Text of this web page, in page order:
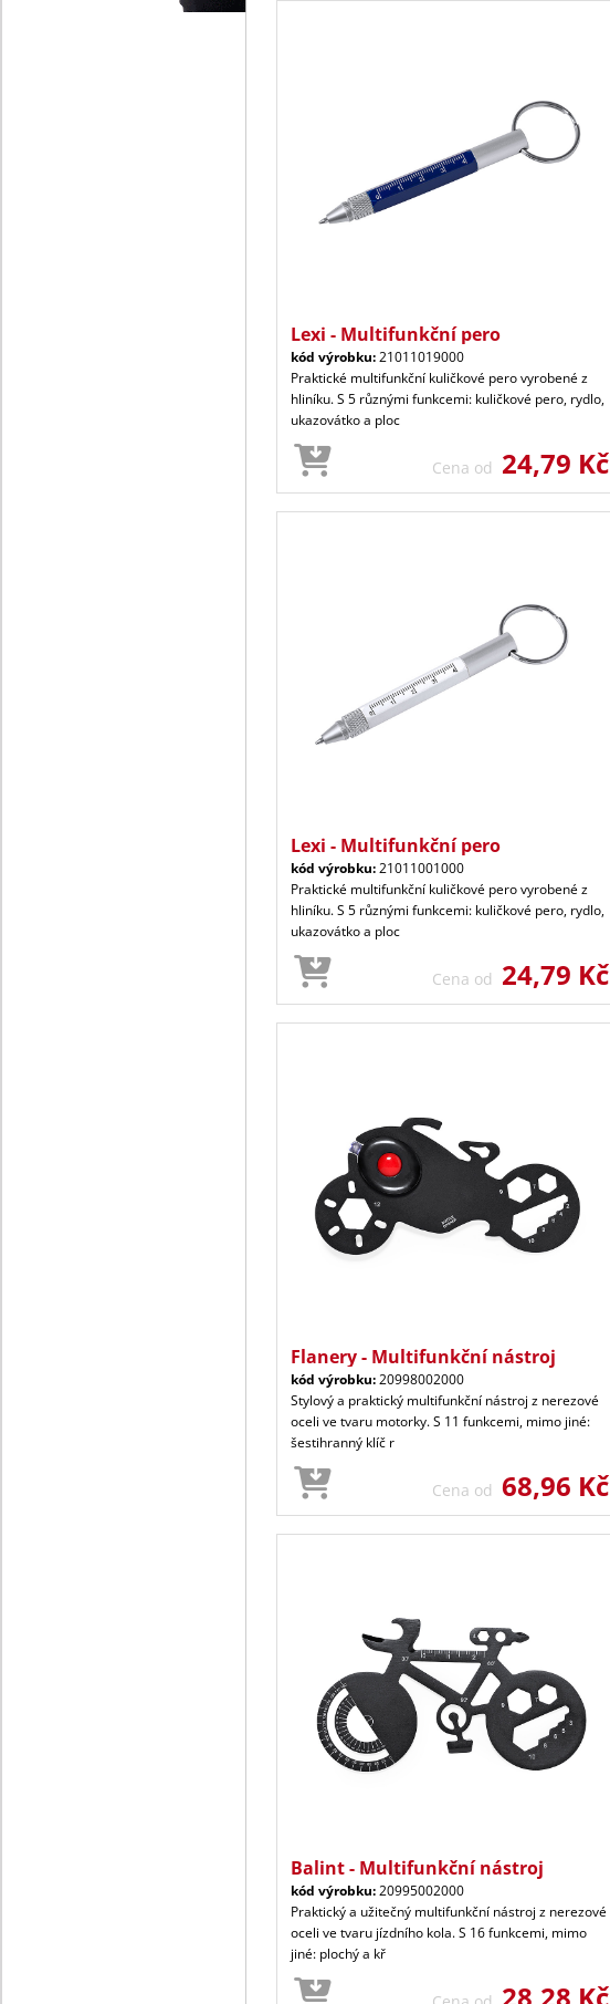
Lexi - Multifunkční pero
kód výrobku:21011019000
Praktické multifunkční kuličkové pero vyrobené z
hliníku. S 5 různými funkcemi: kuličkové pero, rydlo,
ukazovátko a ploc
Cena od 24,79 Kč
Lexi - Multifunkční pero
kód výrobku:21011001000
Praktické multifunkční kuličkové pero vyrobené z
hliníku. S 5 různými funkcemi: kuličkové pero, rydlo,
ukazovátko a ploc
Cena od 24,79 Kč
Flanery - Multifunkční nástroj
kód výrobku:20998002000
Stylový a praktický multifunkční nástroj z nerezové
oceli ve tvaru motorky. S 11 funkcemi, mimo jiné:
šestihranný klíč r
Cena od 68,96 Kč
Balint - Multifunkční nástroj
kód výrobku:20995002000
Praktický a užitečný multifunkční nástroj z nerezové
oceli ve tvaru jízdního kola. S 16 funkcemi, mimo
jiné: plochý a kř